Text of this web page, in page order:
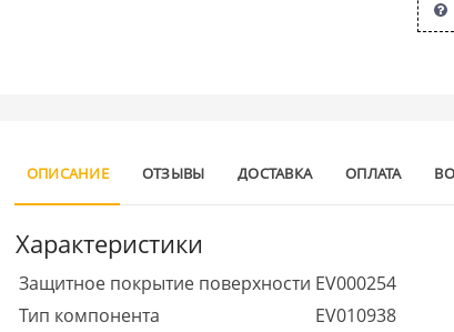
ОПИСАНИЕ ОТЗЫВЫ ДОСТАВКА ОПЛАТА
Характеристики
Защитное покрытие поверхности EV000254
Тип компонента
EV010938